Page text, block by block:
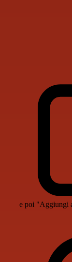
e poi "Aggiungi